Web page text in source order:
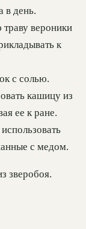
в день.
вероники
к
с солью.
кашицу из
ее к ране.
с медом.
зверобоя.